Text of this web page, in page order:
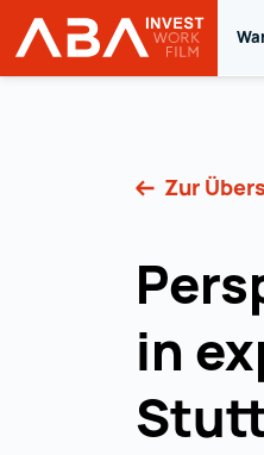
Startseite | INVEST in
Zur
in